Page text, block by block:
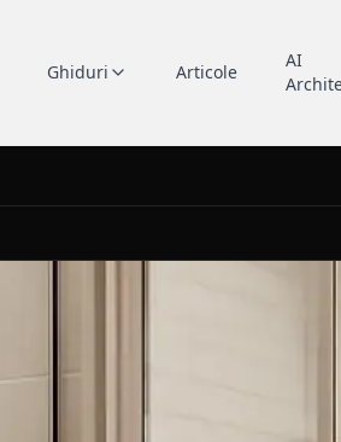
Ghiduri Articole
AI